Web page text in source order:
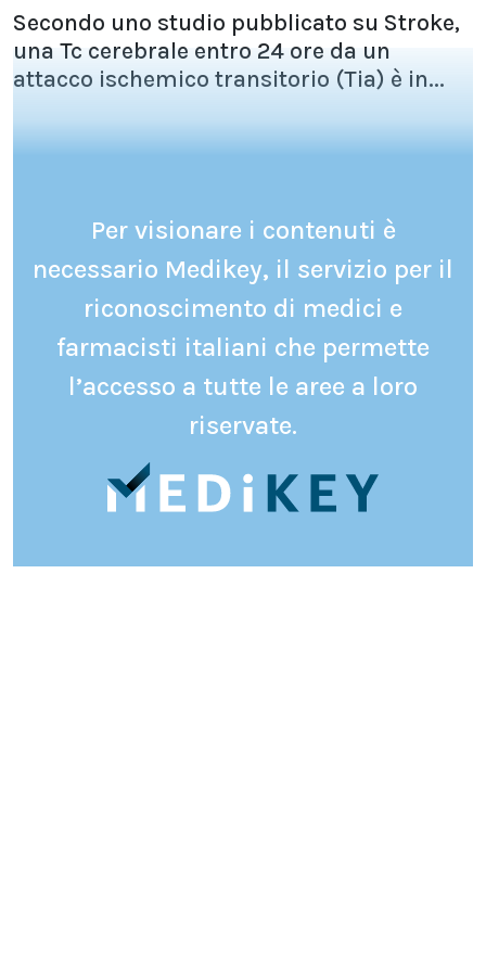
Secondo uno studio pubblicato su Stroke,
una Tc cerebrale entro 24 ore da un
attacco ischemico transitorio (Tia) è in...
Per visionare i contenuti è
necessario Medikey, il servizio per il
riconoscimento di medici e
farmacisti italiani che permette
l’accesso a tutte le aree a loro
riservate.